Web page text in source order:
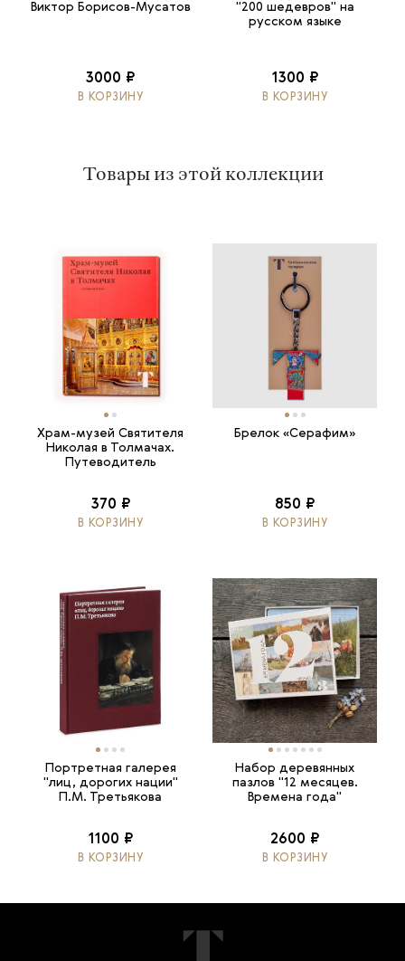
Виктор Борисов-Мусатов
3000 ₽
В КОРЗИНУ
"200 шедевров" на
русском языке
1300 ₽
В КОРЗИНУ
Товары из этой коллекции
Храм-музей Святителя
Николая в Толмачах.
Путеводитель
370 ₽
В КОРЗИНУ
Брелок «Серафим»
850 ₽
В КОРЗИНУ
Портретная галерея
"лиц, дорогих нации"
П.М. Третьякова
1100 ₽
В КОРЗИНУ
Набор деревянных
пазлов "12 месяцев.
Времена года"
2600 ₽
В КОРЗИНУ